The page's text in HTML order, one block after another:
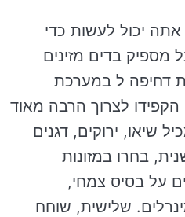
יכול לעשות כדי
בדים מזינים
דחיפה ל במערכת
לצרוך הרבה מאוד
שיאו, ירוקים, דגנים
בחרו במזונות
על בסיס צמחי,
שלישית, שוחח